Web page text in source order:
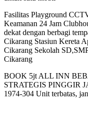
Fasilitas Playground
Keamanan 24 Jam
dekat dengan berbagi
Cikarang Stasiun Kereta
Cikarang Sekolah
Cikarang
BOOK 5jt ALL INN
STRATEGIS PINGGIR
1974-304 Unit terbatas,